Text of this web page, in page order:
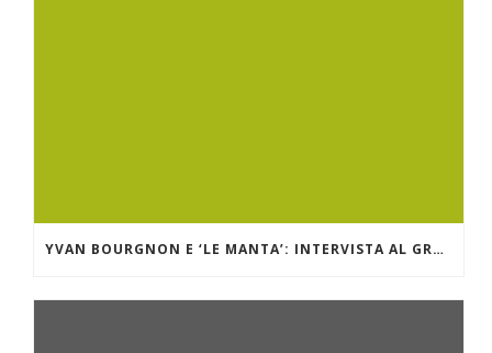
YVAN BOURGNON E ‘LE MANTA’: INTERVISTA AL GRANDE NAVIGATORE OCEANICO